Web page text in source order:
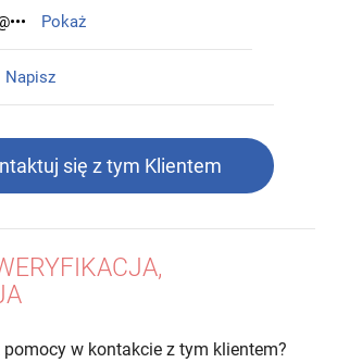
Pokaż
Napisz
się z tym Klientem
pomocy w kontakcie z tym klientem?